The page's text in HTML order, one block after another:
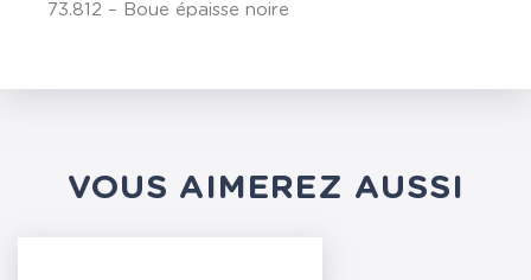
73.812 – Boue épaisse noire
VOUS AIMEREZ AUSSI